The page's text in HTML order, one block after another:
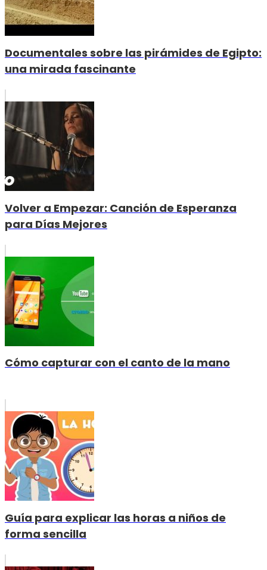
Documentales sobre las pirámides de Egipto:
una mirada fascinante
Volver a Empezar: Canción de Esperanza
para Días Mejores
Cómo capturar con el canto de la mano
Guía para explicar las horas a niños de
forma sencilla